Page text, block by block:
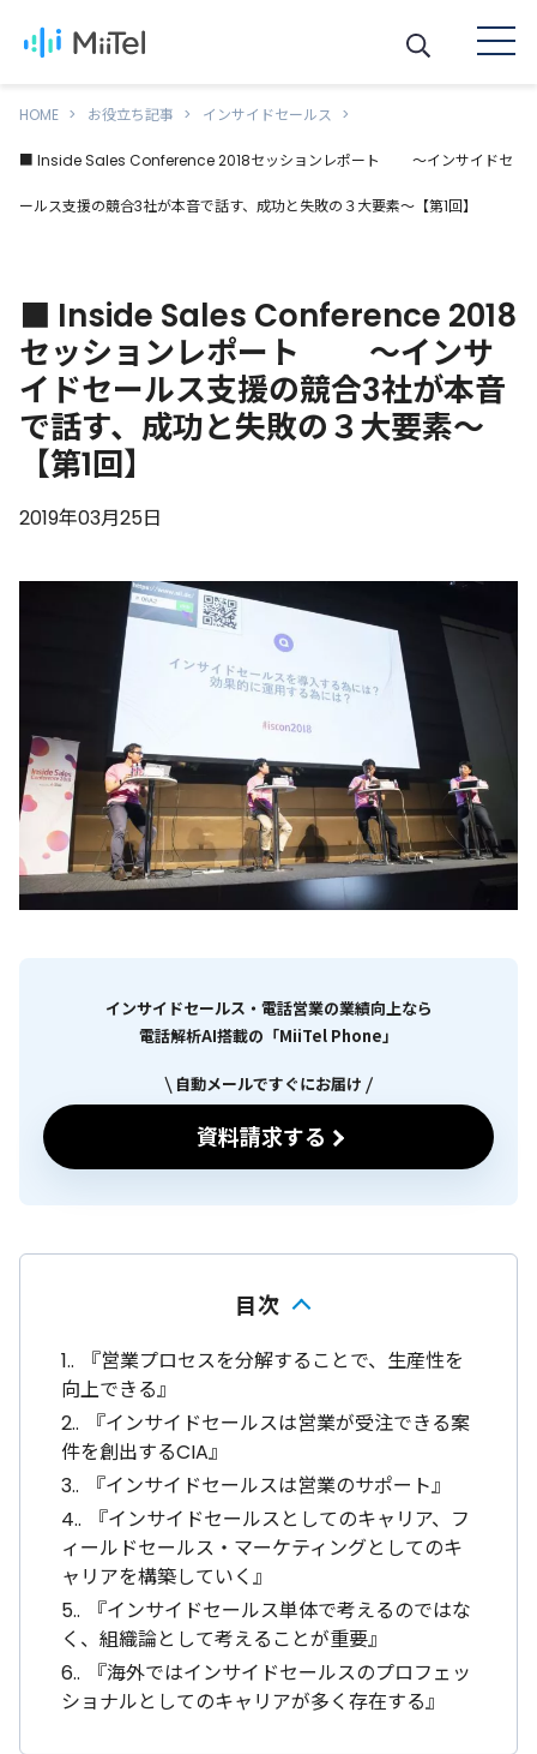
HOME お役立ち記事 インサイドセールス
■ Inside Sales Conference 2018セッションレポート 〜インサイドセ
ールス支援の競合3社が本音で話す、成功と失敗の３大要素〜【第1回】
■ Inside Sales Conference 2018
セッションレポート 〜インサ
イドセールス支援の競合3社が本音
で話す、成功と失敗の３大要素〜
【第1回】
2019年03月25日
インサイドセールス・電話営業の業績向上なら
電話解析AI搭載の「MiiTel Phone」
自動メールですぐにお届け
資料請求する
目次
1.
『営業プロセスを分解することで、生産性を
向上できる』
2.
『インサイドセールスは営業が受注できる案
件を創出するCIA』
3.
『インサイドセールスは営業のサポート』
4.
『インサイドセールスとしてのキャリア、フ
ィールドセールス・マーケティングとしてのキ
ャリアを構築していく』
5.
『インサイドセールス単体で考えるのではな
く、組織論として考えることが重要』
6.
『海外ではインサイドセールスのプロフェッ
ショナルとしてのキャリアが多く存在する』